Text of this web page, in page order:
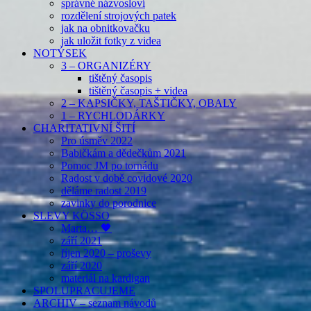
správné názvosloví
rozdělení strojových patek
jak na obnitkovačku
jak uložit fotky z videa
NOTÝSEK
3 – ORGANIZÉRY
tištěný časopis
tištěný časopis + videa
2 – KAPSIČKY, TAŠTIČKY, OBALY
1 – RYCHLODÁRKY
CHARITATIVNÍ ŠITÍ
Pro úsměv 2022
Babičkám a dědečkům 2021
Pomoc JM po tornádu
Radost v době covidové 2020
děláme radost 2019
zavinky do porodnice
SLEVY KÖSSO
Marta… 🖤
září 2021
říjen 2020 – proševy
září 2020
materiál na kardigan
SPOLUPRACUJEME
ARCHIV – seznam návodů